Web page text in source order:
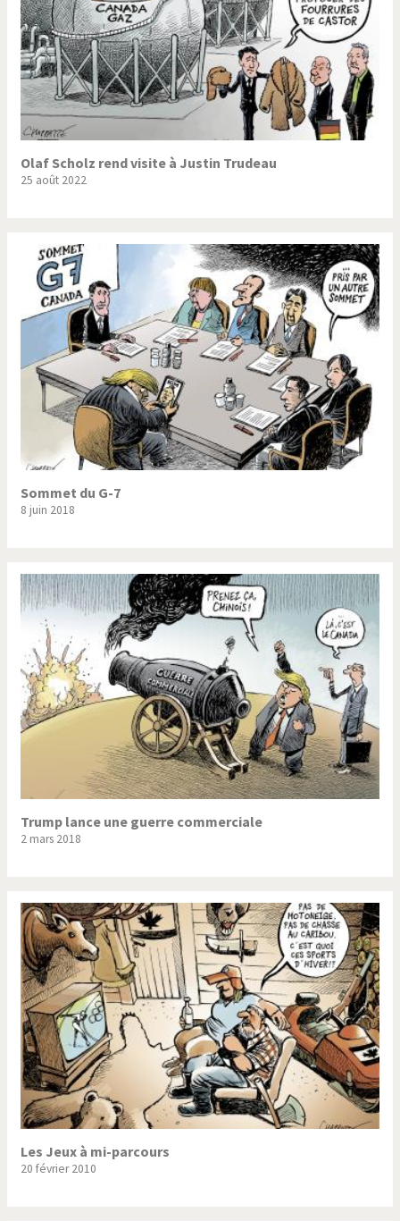
Olaf Scholz rend visite à Justin Trudeau
25 août 2022
Sommet du G-7
8 juin 2018
Trump lance une guerre commerciale
2 mars 2018
Les Jeux à mi-parcours
20 février 2010